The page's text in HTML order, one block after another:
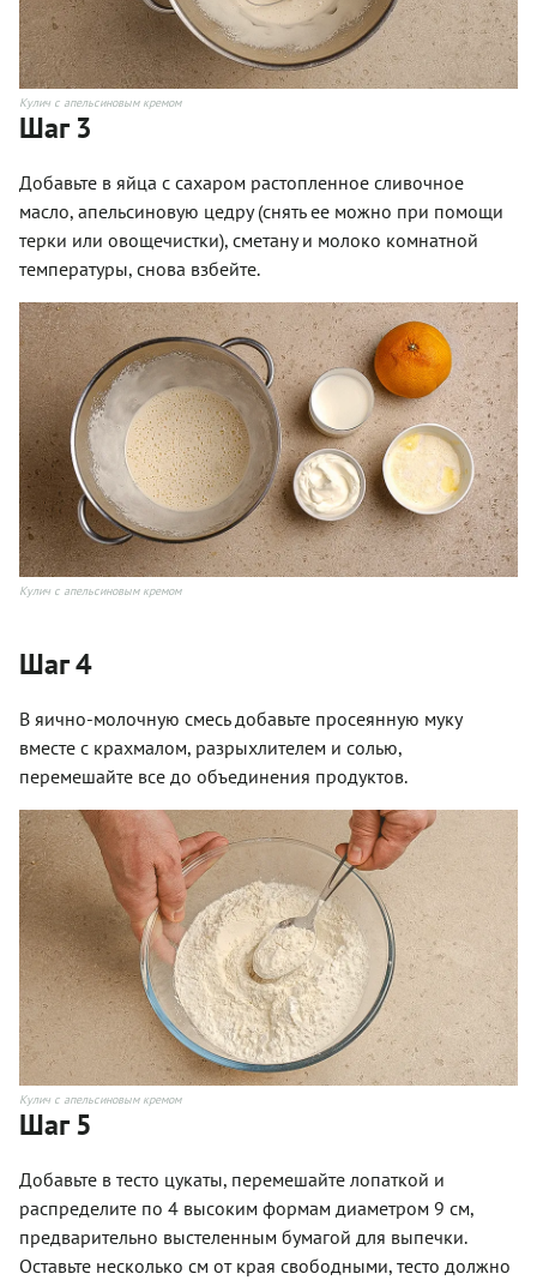
Кулич с апельсиновым кремом
Шаг 3
Добавьте в яйца с сахаром растопленное сливочное
масло, апельсиновую цедру (снять ее можно при помощи
терки или овощечистки), сметану и молоко комнатной
температуры, снова взбейте.
Кулич с апельсиновым кремом
Шаг 4
В яично-молочную смесь добавьте просеянную муку
вместе с крахмалом, разрыхлителем и солью,
перемешайте все до объединения продуктов.
Кулич с апельсиновым кремом
Шаг 5
Добавьте в тесто цукаты, перемешайте лопаткой и
распределите по 4 высоким формам диаметром 9 см,
предварительно выстеленным бумагой для выпечки.
Оставьте несколько см от края свободными, тесто должно